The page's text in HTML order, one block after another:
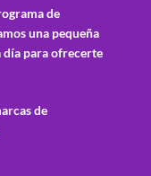
de
una pequeña
día para ofrecerte
de